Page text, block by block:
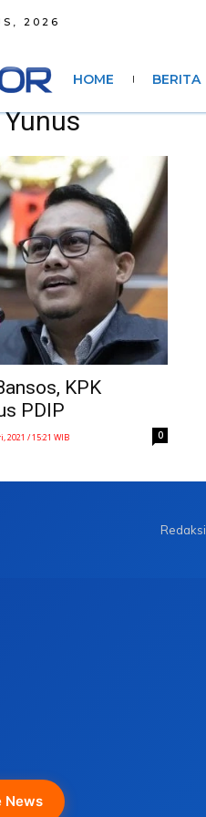
2026
HOME BERITA
KPK
PDIP
2021 / 15:21 WIB 0
Redaksi
News